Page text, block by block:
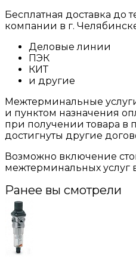
Бесплатная доставка до
компании в г.
Деловые линии
ПЭК
КИТ
и другие
Межтерминальные
и пунктом назначения
при получении товара в
достигнуты другие
Возможно включение
межтерминальных услуг
Ранее вы смотрели